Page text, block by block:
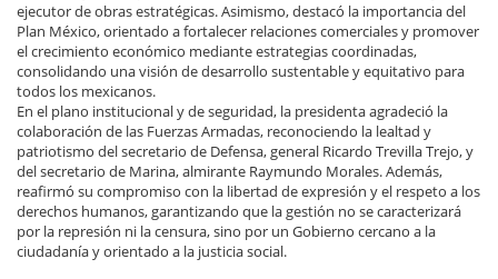
ejecutor de obras estratégicas. Asimismo, destacó la importancia del
Plan México, orientado a fortalecer relaciones comerciales y promover
el crecimiento económico mediante estrategias coordinadas,
consolidando una visión de desarrollo sustentable y equitativo para
todos los mexicanos.
En el plano institucional y de seguridad, la presidenta agradeció la
colaboración de las Fuerzas Armadas, reconociendo la lealtad y
patriotismo del secretario de Defensa, general Ricardo Trevilla Trejo, y
del secretario de Marina, almirante Raymundo Morales. Además,
reafirmó su compromiso con la libertad de expresión y el respeto a los
derechos humanos, garantizando que la gestión no se caracterizará
por la represión ni la censura, sino por un Gobierno cercano a la
ciudadanía y orientado a la justicia social.